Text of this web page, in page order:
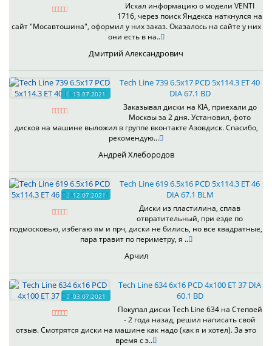
Искал информацию о модели VENTI
1716, через поиск Яндекса наткнулся на
сайт "Мосавтошина", оформил у них заказ. Оказалось на сайте у них
они есть в на..
Дмитрий Александрович
13.07.2021
Tech Line 739 6.5x17 PCD 5x114.3 ET 40
DIA 67.1 BD
Заказывал диски на KIA, приехали до
Москвы за 2 дня. Установил, фото
дисков на машине выложил в группе вконтакте Азовдиск. Спасибо,
рекомендую...
Андрей Хлебородов
12.07.2021
Tech Line 619 6.5x16 PCD 5x114.3 ET 46
DIA 67.1 BLM
Диски из пластилина, сплав
отвратительный, при езде по
подмосковью, избегаю ям и прч, диски не бились, но все квадратные,
пара травит по периметру, я ..
Арчил
03.07.2021
Tech Line 634 6x16 PCD 4x100 ET 37 DIA
60.1 BD
Покупал диски Tech Line 634 на Степвей
- 2 года назад, решил написать свой
отзыв. Смотрятся диски на машине как надо (как я и хотел). За это
время с э..